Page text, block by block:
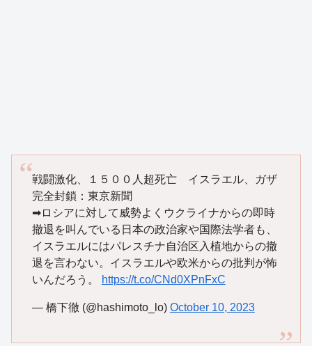
戦闘激化、１５００人超死亡 イスラエル、ガザ
完全封鎖：東京新聞
➡︎ロシアに対して威勢よくウクライナからの即時
撤退を叫んでいる日本の政治家や国際法学者も、
イスラエルにはパレスチナ自治区入植地からの撤
退を言わない。イスラエルや欧米からの批判が怖
いんだろう。
https://t.co/CNd0XPnFxC
— 橋下徹 (@hashimoto_lo) October 10, 2023